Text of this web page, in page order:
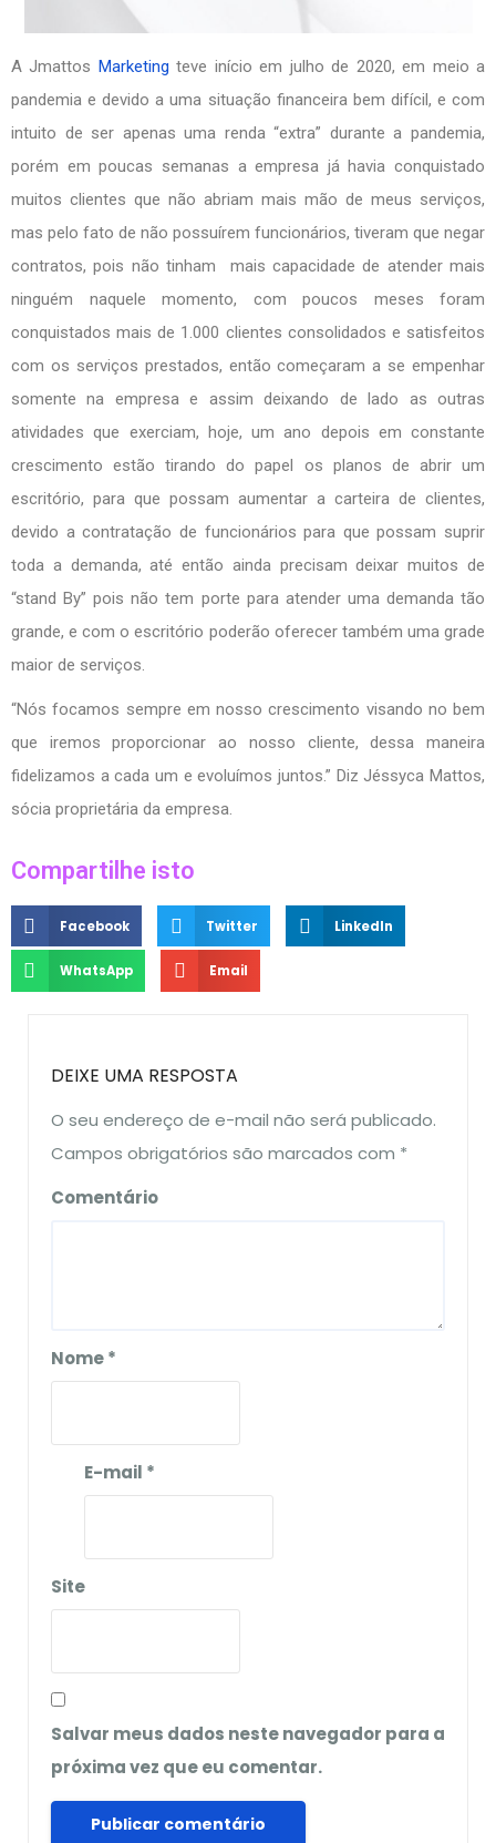
A Jmattos Marketing teve início em julho de 2020, em meio a
pandemia e devido a uma situação financeira bem difícil, e com
intuito de ser apenas uma renda “extra” durante a pandemia,
porém em poucas semanas a empresa já havia conquistado
muitos clientes que não abriam mais mão de meus serviços,
mas pelo fato de não possuírem funcionários, tiveram que negar
contratos, pois não tinham mais capacidade de atender mais
ninguém naquele momento, com poucos meses foram
conquistados mais de 1.000 clientes consolidados e satisfeitos
com os serviços prestados, então começaram a se empenhar
somente na empresa e assim deixando de lado as outras
atividades que exerciam, hoje, um ano depois em constante
crescimento estão tirando do papel os planos de abrir um
escritório, para que possam aumentar a carteira de clientes,
devido a contratação de funcionários para que possam suprir
toda a demanda, até então ainda precisam deixar muitos de
“stand By” pois não tem porte para atender uma demanda tão
grande, e com o escritório poderão oferecer também uma grade
maior de serviços.
“Nós focamos sempre em nosso crescimento visando no bem
que iremos proporcionar ao nosso cliente, dessa maneira
fidelizamos a cada um e evoluímos juntos.” Diz Jéssyca Mattos,
sócia proprietária da empresa.
Compartilhe isto
Facebook Twitter LinkedIn
WhatsApp Email
DEIXE UMA RESPOSTA
O seu endereço de e-mail não será publicado.
Campos obrigatórios são marcados com *
Comentário
Nome*
E-mail *
Site
Salvar meus dados neste navegador para a
próxima vez que eu comentar.